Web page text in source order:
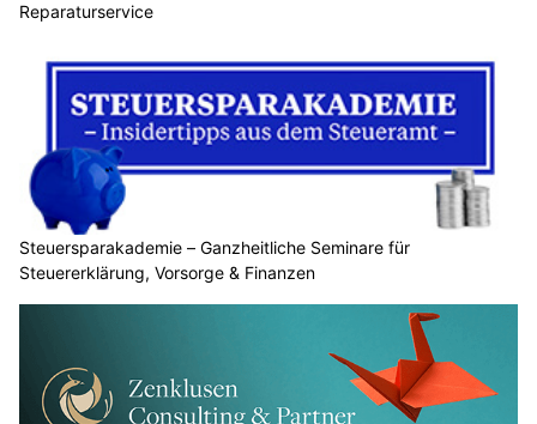
Reparaturservice
Steuersparakademie – Ganzheitliche Seminare für
Steuererklärung, Vorsorge & Finanzen